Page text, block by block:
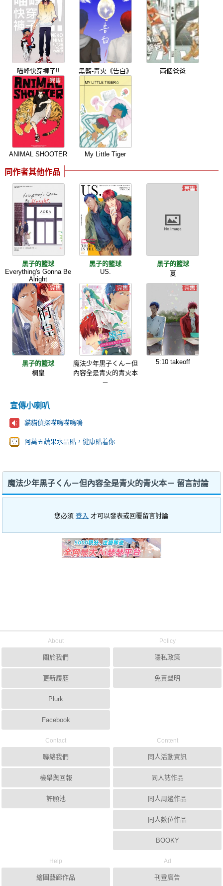
喵峰快穿褲子!! 黑籃-青火《告白》 兩個爸爸
ANIMAL SHOOTER My Little Tiger
同作者其他作品
黑子的籃球
Everything's Gonna Be
Alright
黑子的籃球
US.
黑子的籃球
夏
黑子的籃球
桐皇
魔法少年黒子くん－但
內容全是青火的青火本
－
5:10 takeoff
宣傳小喇叭
貓貓偵探喵嗚喵嗚嗚
阿萬五蔬果水晶貼，健康貼着你
魔法少年黒子くん－但內容全是青火的青火本－ 留言討論
您必須登入 才可以發表或回覆留言討論
About
關於我們
更新履歷
Plurk
Facebook
Policy
隱私政策
免責聲明
Contact
聯絡我們
檢舉與回報
許願池
Content
同人活動資訊
同人誌作品
同人周邊作品
同人數位作品
BOOKY
Help
繪圖藝廊作品
Ad
刊登廣告